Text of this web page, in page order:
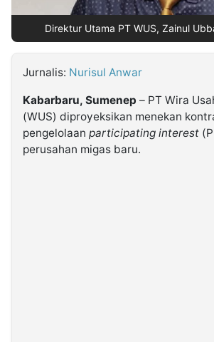
Direktur Utama PT WUS, Zainul
Jurnalis: Nurisul Anwar
Kabarbaru, Sumenep – PT Wira
(WUS) diproyeksikan menekan
pengelolaan participating interest
perusahan migas baru.